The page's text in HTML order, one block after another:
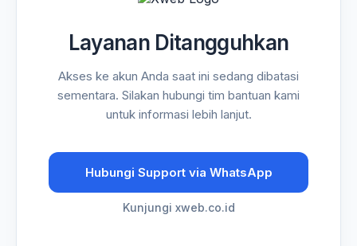
Layanan Ditangguhkan
Akses ke akun Anda saat ini sedang dibatasi
sementara. Silakan hubungi tim bantuan kami
untuk informasi lebih lanjut.
Hubungi Support via WhatsApp
Kunjungi xweb.co.id